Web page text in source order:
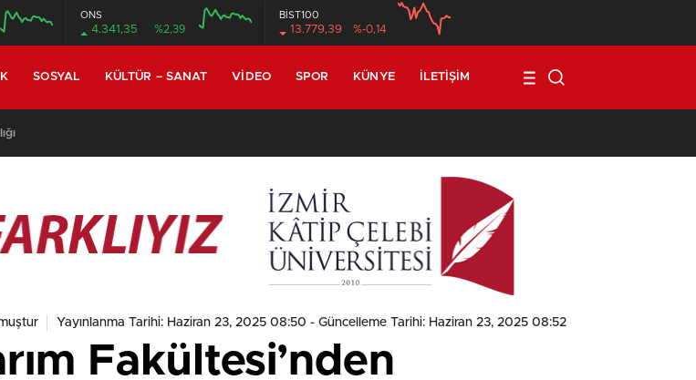
ONS
4.341,35 %2,39
BİST100
13.779,39 %-0,14
SOSYAL KÜLTÜR – SANAT VIDEO SPOR KÜNYE İLETIŞIM
Yayınlanma Tarihi: Haziran 23, 2025 08:50 - Güncelleme Tarihi: Haziran 23, 2025 08:52
Fakültesi’nden